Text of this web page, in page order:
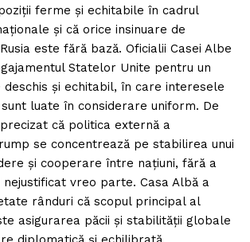
ferme și echitabile în cadrul
și că orice insinuare de
este fără bază. Oficialii Casei Albe
Statelor Unite pentru un
deschis și echitabil, în care interesele
luate în considerare uniform. De
că politica externă a
se concentrează pe stabilirea unui
și cooperare între națiuni, fără a
vreo parte. Casa Albă a
rânduri că scopul principal al
asigurarea păcii și stabilității globale